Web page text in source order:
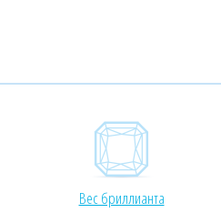
Вес бриллианта